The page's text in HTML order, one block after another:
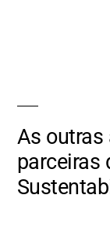
As outras
parceiras